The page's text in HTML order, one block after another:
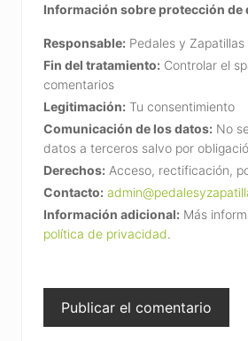
Información sobre protección de
Responsable: Pedales y Zapatillas
Fin del tratamiento: Controlar el
comentarios
Legitimación: Tu consentimiento
Comunicación de los datos: No
datos a terceros salvo por
Derechos: Acceso, rectificación,
Contacto:
Información adicional: Más
política de privacidad.